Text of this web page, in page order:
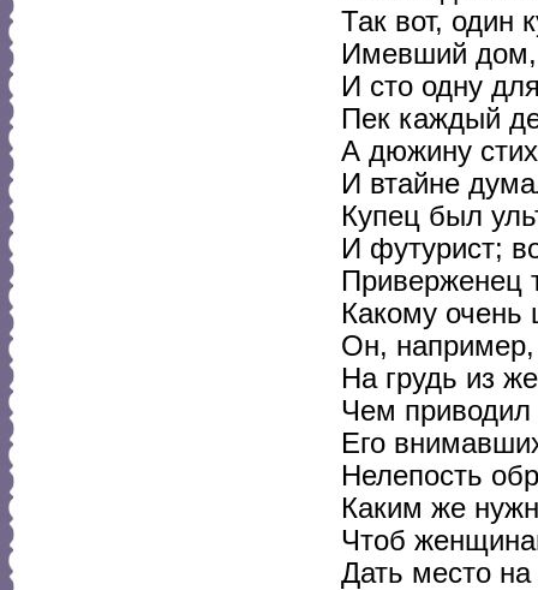
Так вот, один
Имевший
И сто одну
Пек каждый
А дюжину
И втайне
Купец был
И футурист;
Приверженец
Какому
Он,
На грудь из
Чем приводил
Его
Нелепость
Каким же
Чтоб
Дать место